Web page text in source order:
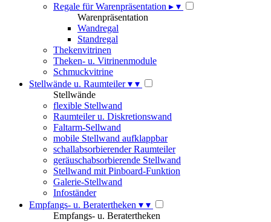
Regale für Warenpräsentation ▸ ▾
Warenpräsentation
Wandregal
Standregal
Thekenvitrinen
Theken- u. Vitrinenmodule
Schmuckvitrine
Stellwände u. Raumteiler▾ ▾
Stellwände
flexible Stellwand
Raumteiler u. Diskretionswand
Faltarm-Sellwand
mobile Stellwand aufklappbar
schallabsorbierender Raumteiler
geräuschabsorbierende Stellwand
Stellwand mit Pinboard-Funktion
Galerie-Stellwand
Infoständer
Empfangs- u. Beratertheken ▾ ▾
Empfangs- u. Beratertheken